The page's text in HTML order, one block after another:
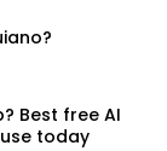
Best free AI
today